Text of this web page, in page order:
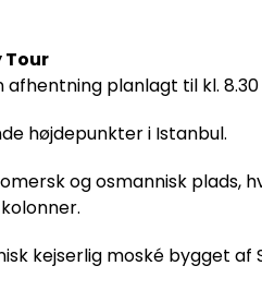
Tour
afhentning planlagt til kl.
højdepunkter i Istanbul.
og osmannisk plads,
kejserlig moské bygget af